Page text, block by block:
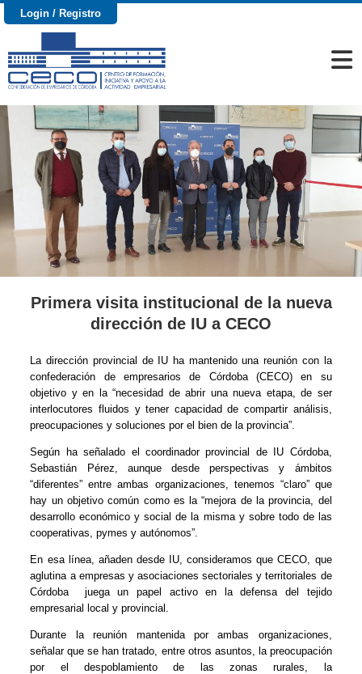
Login / Registro
Primera visita institucional de la nueva
dirección de IU a CECO
La dirección provincial de IU ha mantenido una reunión con la
confederación de empresarios de Córdoba (CECO) en su
objetivo y en la “necesidad de abrir una nueva etapa, de ser
interlocutores fluidos y tener capacidad de compartir análisis,
preocupaciones y soluciones por el bien de la provincia”.
Según ha señalado el coordinador provincial de IU Córdoba,
Sebastián Pérez, aunque desde perspectivas y ámbitos
“diferentes” entre ambas organizaciones, tenemos “claro” que
hay un objetivo común como es la “mejora de la provincia, del
desarrollo económico y social de la misma y sobre todo de las
cooperativas, pymes y autónomos”.
En esa línea, añaden desde IU, consideramos que CECO, que
aglutina a empresas y asociaciones sectoriales y territoriales de
Córdoba juega un papel activo en la defensa del tejido
empresarial local y provincial.
Durante la reunión mantenida por ambas organizaciones,
señalar que se han tratado, entre otros asuntos, la preocupación
por el despoblamiento de las zonas rurales, la